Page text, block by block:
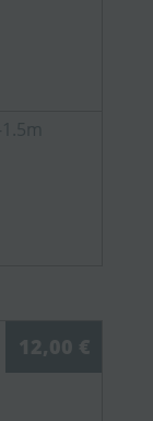
12,00 €